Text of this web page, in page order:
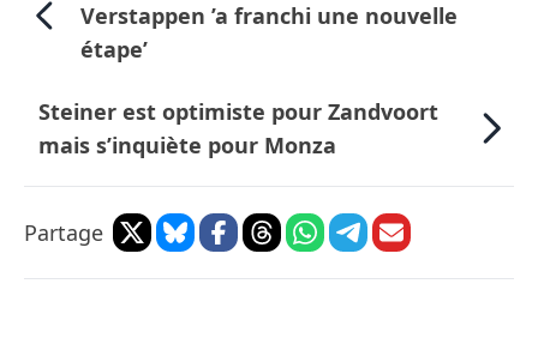
Verstappen ’a franchi une nouvelle
étape’
Steiner est optimiste pour Zandvoort
mais s’inquiète pour Monza
Partage